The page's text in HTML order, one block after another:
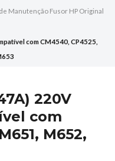
Manutenção Fusor HP Original
com CM4540, CP4525,
220V
com
M652,